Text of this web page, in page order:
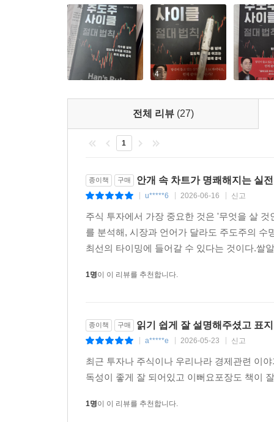
8장에서 우리는 델타 음 전환이라는 내부 엔진의
더 나아가거나, 고점에서 격렬하게 흔들리는 과
던 것과 같다.
주도주의 차트에서 공세 종료를 알리는 구체적인
두 가지 축으로 분석했다. 〈175쪽〉
10장 한의 법칙
필자는 지난 25년간 한국과 미국 시장의 주도주
칙을 정립했다. 이 법칙은 단순히 ‘언제 오를 것인
10장에서 배운 ‘한의 법칙’이 개별 기업의 생애
는지 추적한다. 자본은 진공 상태를 참지 못하며,
편 과정을 통해 자본의 이동 경로를 추적해 보자.
필자가 25년 치 한국 시장 섹터별 수익률 데이터
론 기관에서도 이 형태로 가공된 데이터를 접하기
독자 스스로 눈으로 확인하게 하기 위해서다. 〈
11장에서 우리는 ‘차·화·정’이라는 거대한 군단
다. 필자가 경험한 그 이후 지난 15년 동안, 전장
시나리오는 소름 끼칠 정도로 똑같이 되풀이되었
역사적으로 애플, 엔비디아, 삼성전자와 같은 기
4
전체 리뷰 (27)
1
종이책 구매 안개 속 차트가 명쾌해지는 실
u*****6 2026-06-16 신고
주식 투자에서 가장 중요한 것은 '무엇을 살
를 분석해, 시장과 언어가 달라도 주도주의
최선의 타이밍에 들어갈 수 있다는 것이다.쌀
1명이 이 리뷰를 추천합니다.
종이책 구매 읽기 쉽게 잘 설명해주셨고 표
a*****e 2026-05-23 신고
최근 투자나 주식이나 우리나라 경제관련 이
독성이 좋게 잘 되어있고 이뻐요포장도 책이
1명이 이 리뷰를 추천합니다.